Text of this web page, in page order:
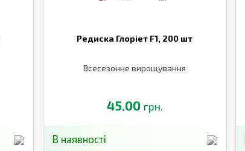
Редиска Глоріет F1, 200 шт
Всесезонне вирощування
45.00 грн.
В наявності